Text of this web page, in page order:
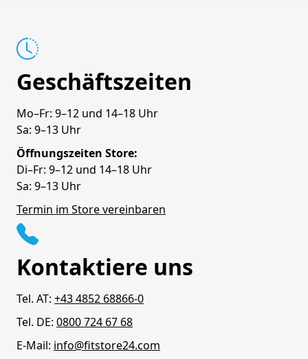
Geschäftszeiten
Mo–Fr: 9–12 und 14–18 Uhr
Sa: 9–13 Uhr
Öffnungszeiten Store:
Di–Fr: 9–12 und 14–18 Uhr
Sa: 9–13 Uhr
Termin im Store vereinbaren
Kontaktiere uns
Tel. AT: +43 4852 68866-0
Tel. DE: 0800 724 67 68
E-Mail: info@fitstore24.com